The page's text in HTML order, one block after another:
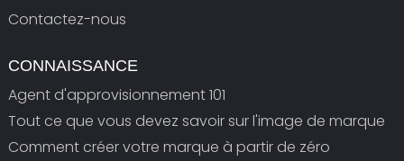
Contactez-nous
CONNAISSANCE
Agent d'approvisionnement 101
Tout ce que vous devez savoir sur l'image de marque
Comment créer votre marque à partir de zéro